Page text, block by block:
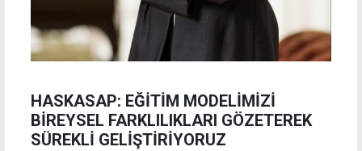
HASKASAP: EĞİTİM MODELİMİZİ
BİREYSEL FARKLILIKLARI GÖZETEREK
SÜREKLİ GELİŞTİRİYORUZ